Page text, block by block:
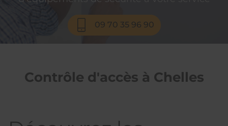
09 70 35 96 90
Contrôle d'accès à Chelles